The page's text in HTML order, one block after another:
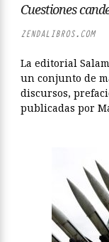
Cuestiones
ZENDALIBROS.COM
La editorial
un conjunto de
discursos,
publicadas por